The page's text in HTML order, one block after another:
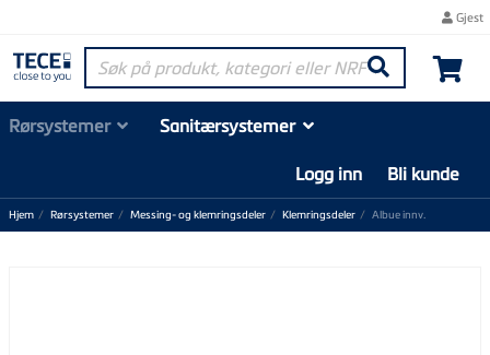
Gjest
Søk på produkt, kategori eller NRF-nummer
Søk
Rørsystemer
Sanitærsystemer
Logg inn
Bli kunde
Hjem Rørsystemer Messing- og klemringsdeler Klemringsdeler Albue innv.